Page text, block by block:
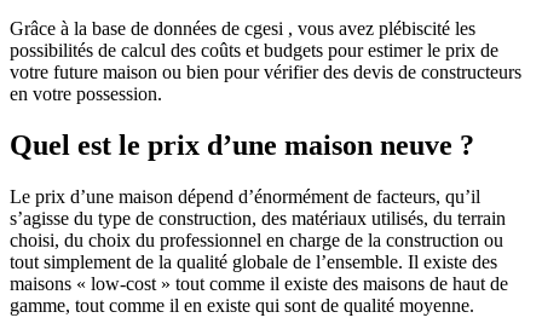
Grâce à la base de données de cgesi , vous avez plébiscité les
possibilités de calcul des coûts et budgets pour estimer le prix de
votre future maison ou bien pour vérifier des devis de constructeurs
en votre possession.
Quel est le prix d’une maison neuve ?
Le prix d’une maison dépend d’énormément de facteurs, qu’il
s’agisse du type de construction, des matériaux utilisés, du terrain
choisi, du choix du professionnel en charge de la construction ou
tout simplement de la qualité globale de l’ensemble. Il existe des
maisons « low-cost » tout comme il existe des maisons de haut de
gamme, tout comme il en existe qui sont de qualité moyenne.